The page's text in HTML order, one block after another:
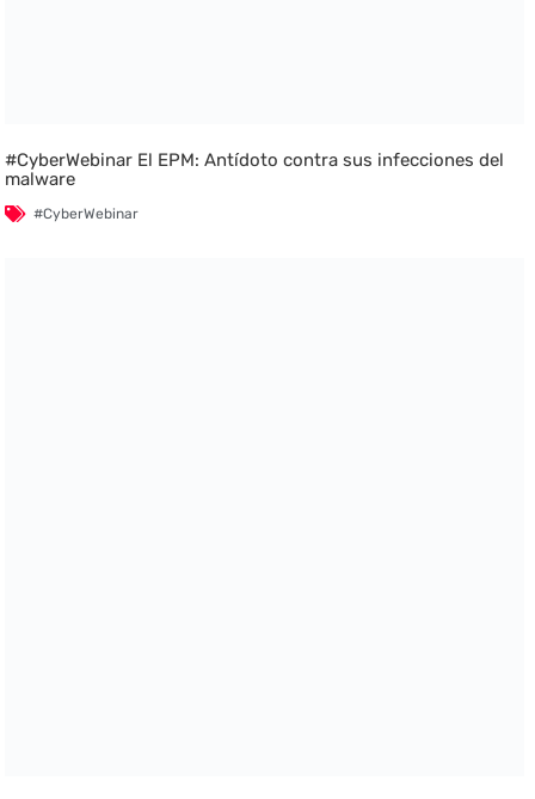
#CyberWebinar El EPM: Antídoto contra sus infecciones del
malware
#CyberWebinar